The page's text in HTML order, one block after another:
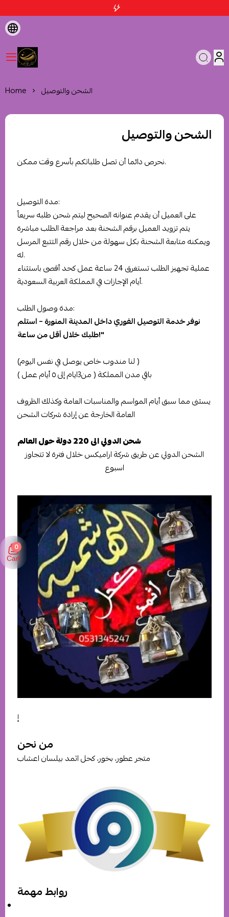
0
Cart
متجر اثمد الهاشمية
Home الشحن والتوصيل
الشحن والتوصيل
نحرص دائما أن تصل طلباتكم بأسرع وقت ممكن.
مدة التوصيل:
على العميل أن يقدم عنوانه الصحيح ليتم شحن طلبه سريعاً
يتم تزويد العميل برقم الشحنة بعد مراجعة الطلب مباشرة
ويمكنه متابعة الشحنة بكل سهولة من خلال رقم التتبع المرسل
له.
عملية تجهيز الطلب تستغرق 24 ساعة عمل كحد أقصى باستثناء
أيام الإجازات في المملكة العربية السعودية.
مدة وصول الطلب:
نوفر خدمة التوصيل الفوري داخل المدينة المنورة – استلم
طلبك خلال أقل من ساعة!"
(لنا مندوب خاص يوصل في نفس اليوم )
باقي مدن المملكة ( من3ايام إلى ٥ أيام عمل )
يسثنى مما سبق أيام المواسم والمناسبات العامة وكذلك الظروف
العامة الخارجة عن إرادة شركات الشحن
شحن الدولي الى 220 دولة حول العالم
الشحن الدولي عن طريق شركة اراميكس خلال فترة لا تتجاوز
اسبوع
إ
من نحن
متجر عطور، بخور، كحل اثمد بيلسان اعشاب
روابط مهمة